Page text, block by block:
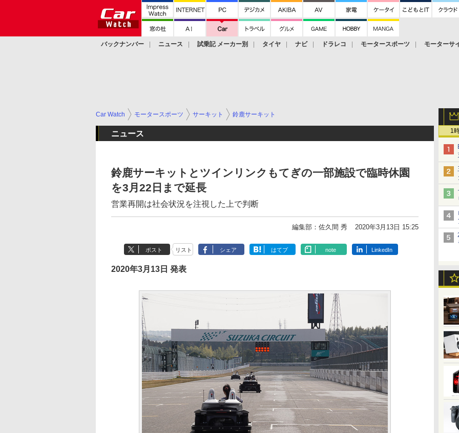
バックナンバー ニュース 試乗記 メーカー別 タイヤ ナビ ドラレコ モータースポーツ モーターサ
1
Car Watch モータースポーツ サーキット 鈴鹿サーキット
ニュース
鈴鹿サーキットとツインリンクもてぎの一部施設で臨時休園
を3月22日まで延長
営業再開は社会状況を注視した上で判断
編集部：佐久間 秀 2020年3月13日 15:25
ポスト リスト シェア はてブ note LinkedIn
2020年3月13日 発表